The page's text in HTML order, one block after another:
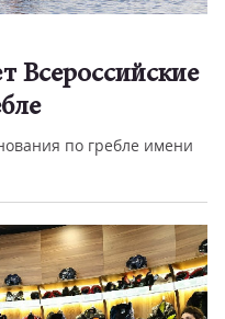
Всероссийские
по гребле имени